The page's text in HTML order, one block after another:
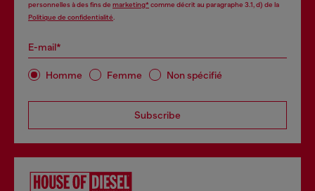
personnelles à des fins de marketing*comme décrit au paragraphe 3.1, d) de la
Politique de confidentialité.
E-mail*
Homme Femme Non spécifié
Subscribe